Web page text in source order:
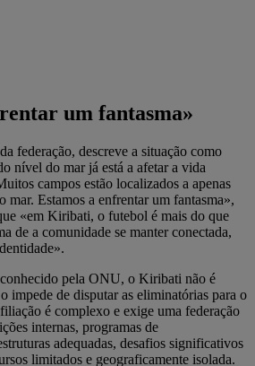
um fantasma»
federação, descreve a situação como
nível do mar já está a afetar a vida
campos estão localizados a apenas
mar. Estamos a enfrentar um fantasma»,
«em Kiribati, o futebol é mais do que
de a comunidade se manter conectada,
pela ONU, o Kiribati não é
impede de disputar as eliminatórias para o
é complexo e exige uma federação
internas, programas de
adequadas, desafios significativos
limitados e geograficamente isolada.